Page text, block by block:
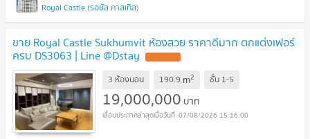
Royal Castle (รอยัล คาสเทิล)
ขาย Royal Castle Sukhumvit ห้องสวย ราคาดีมาก ตกแต่งเฟอร์
ครบ DS3063 | Line @Dstay
3 ห้องนอน 190.9 m2 ชั้น 1-5
19,000,000 บาท
07/08/2026 15:16:00